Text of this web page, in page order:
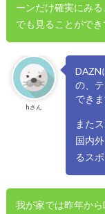
ーンだけ確実にみ
でも見ることができ
hさん
DAZN
の、
できま
また
国内
るス
我が家では昨年から